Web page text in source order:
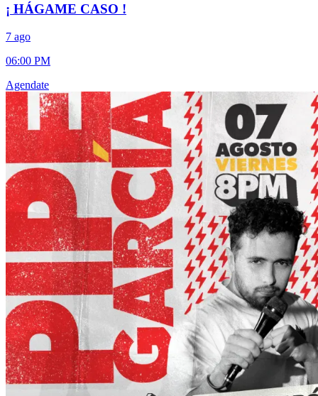
¡ HÁGAME CASO !
7 ago
06:00 PM
Agendate